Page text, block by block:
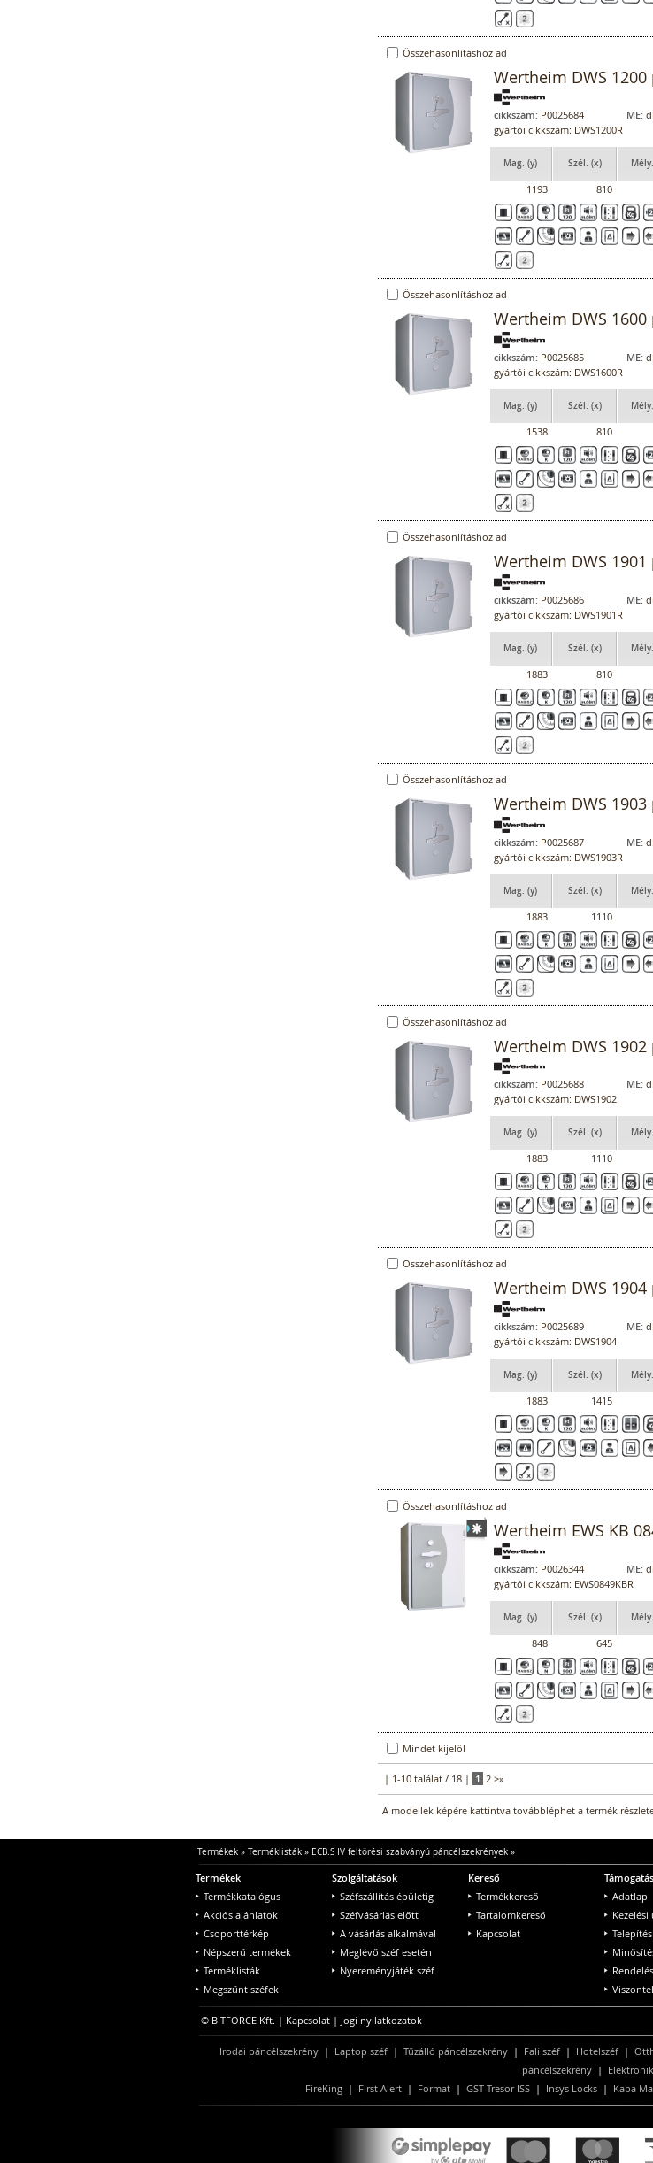
Összehasonlításhoz ad
Wertheim DWS
cikkszám: P0025684 ME:
gyártói cikkszám: DWS1200R
Mag. (y) Szél. (x)
1193 810
Összehasonlításhoz ad
Wertheim DWS
cikkszám: P0025685 ME:
gyártói cikkszám: DWS1600R
Mag. (y) Szél. (x)
1538 810
Összehasonlításhoz ad
Wertheim DWS
cikkszám: P0025686 ME:
gyártói cikkszám: DWS1901R
Mag. (y) Szél. (x)
1883 810
Összehasonlításhoz ad
Wertheim DWS
cikkszám: P0025687 ME:
gyártói cikkszám: DWS1903R
Mag. (y) Szél. (x)
1883 1110
Összehasonlításhoz ad
Wertheim DWS
cikkszám: P0025688 ME:
gyártói cikkszám: DWS1902
Mag. (y) Szél. (x)
1883 1110
Összehasonlításhoz ad
Wertheim DWS
cikkszám: P0025689 ME:
gyártói cikkszám: DWS1904
Mag. (y) Szél. (x)
1883 1415
Összehasonlításhoz ad
Wertheim EWS KB
cikkszám: P0026344 ME:
gyártói cikkszám: EWS0849KBR
Mag. (y) Szél. (x)
848 645
Mindet kijelöl
| 1-10 találat / 18 | 1 2 >»
A modellek képére kattintva továbbléphet a termék
Termékek» Terméklisták» ECB.S IV feltörési szabványú páncélszekrények»
Termékek
Termékkatalógus
Akciós ajánlatok
Csoporttérkép
Népszerű termékek
Terméklisták
Megszűnt széfek
Szolgáltatások
Széfszállítás épületig
Széfvásárlás előtt
A vásárlás alkalmával
Meglévő széf esetén
Nyereményjáték széf
Kereső
Termékkereső
Tartalomkereső
Kapcsolat
Támogatás
Adatlap
Kezelési
Rendelés
© BITFORCE Kft. | Kapcsolat | Jogi nyilatkozatok
Irodai páncélszekrény| Laptop széf| Tűzálló páncélszekrény| Fali széf| Hotelszéf|
páncélszekrény |
FireKing | First Alert | Format | GST Tresor ISS | Insys Locks | Kaba